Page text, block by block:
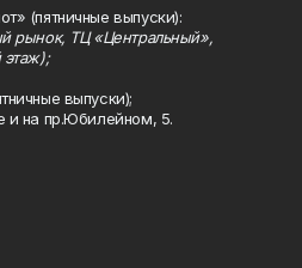
(пятничные выпуски):
рынок, ТЦ «Центральный»,
этаж);
выпуски);
и на пр.Юбилейном, 5.